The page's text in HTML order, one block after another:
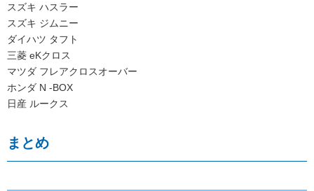
スズキ ハスラー
スズキ ジムニー
ダイハツ タフト
三菱 eKクロス
マツダ フレアクロスオーバー
ホンダ N -BOX
日産 ルークス
まとめ